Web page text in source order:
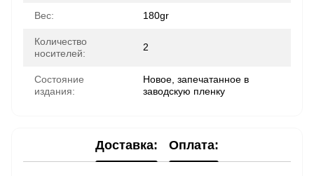
Вес: 180gr
Количество
носителей:
2
Состояние
издания:
Новое, запечатанное в
заводскую пленку
Доставка: Оплата: